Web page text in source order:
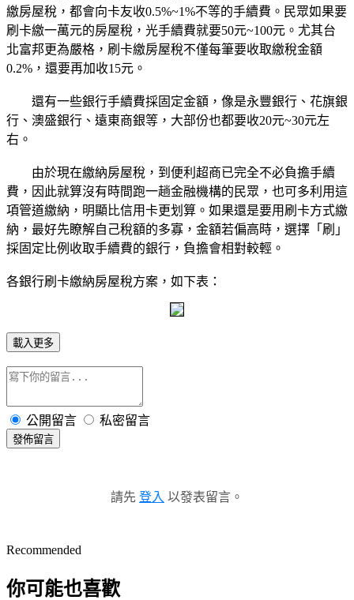
繳房屋稅，都會向卡友收0.5%~1%不等的手續費。民眾如果要
刷卡繳一萬元的房屋稅，光手續費就要50元~100元。尤其台
北富邦更為嚴格，刷卡繳房屋稅不僅每筆要收取繳稅金額
0.2% ，還要再加收15元。
還有一些銀行手續費採固定金額，像是永豐銀行、花旗銀
行、澳盛銀行、遠東商銀等，大部份也都要收20元~30元左
右。
由於現在繳納房屋稅，到便利超商已完全不必負擔手續
費，因此就算沒有時間跑一趟金融機構的民眾，也可多利用這
項管道繳納，明顯比信用卡更划算。如果還是要用刷卡方式繳
納，最好先瞭解自己稅額的多寡，金額若偏高時，選擇「刷」
採固定比例收取手續費的銀行，負擔會相對較輕。
各銀行刷卡繳納房屋稅方案，如下表：
載入更多
公開留言 私密留言
發佈留言
請先 登入 以發表留言。
Recommended
你可能也喜歡